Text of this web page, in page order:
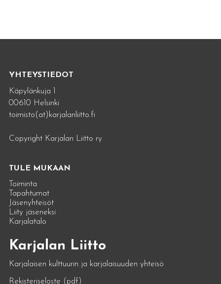
YHTEYSTIEDOT
Käpylänkuja 1
00610 Helsinki
toimisto(at)karjalanliitto.fi
Copyright Karjalan Liitto ry
TULE MUKAAN
Toiminta
Tapahtumat
Jäsenyhteisöt
Liity jäseneksi
Karjalatalo
Karjalan Liitto
Karjalaisen kulttuurin ja karjalaisuuden yhteisö
Rekisteriseloste (pdf)